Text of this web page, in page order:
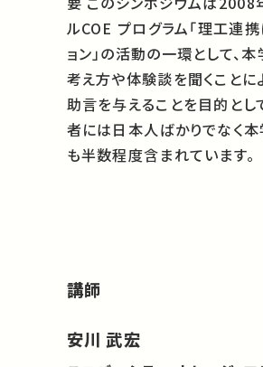
ルCOE プログラム「理工連
ョン」の活動の一環として、
考え方や体験談を聞くことに
助言を与えることを目的とし
者には日本人ばかりでなく
も半数程度含まれています。
講師
安川 武宏